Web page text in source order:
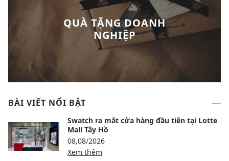
QUÀ TẶNG DOANH
NGHIỆP
BÀI VIẾT NỔI BẬT
Swatch ra mắt cửa hàng đầu tiên tại Lotte
Mall Tây Hồ
08,08/2026
Xem thêm